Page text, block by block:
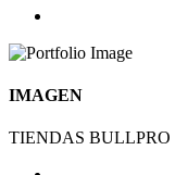
IMAGEN
TIENDAS BULLPRO